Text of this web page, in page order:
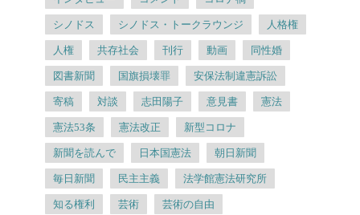
シノドス シノドス・トークラウンジ 人格権
人権 共存社会 刊行 動画 同性婚
図書新聞 国旗損壊罪 安保法制違憲訴訟
寄稿 対談 志田陽子 意見書 憲法
憲法53条 憲法改正 新型コロナ
新聞を読んで 日本国憲法 朝日新聞
毎日新聞 民主主義 法学館憲法研究所
知る権利 芸術 芸術の自由